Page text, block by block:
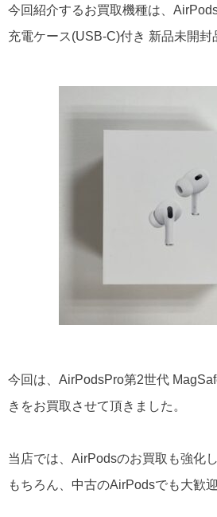
今回紹介するお買取機種は、
充電ケース(USB-C)付き 新品未開封
今回は、AirPodsPro第2世代
きをお買取させて頂きました。
当店では、AirPodsのお買取も強化
もちろん、中古のAirPodsでも大歓迎